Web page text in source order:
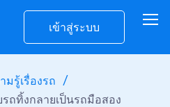
เข้าสู่ระบบ
มรู้เรื่องรถ
ถทิ้งกลายเป็นรถมือสอง